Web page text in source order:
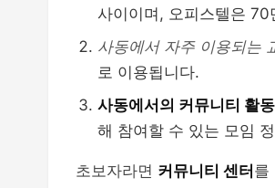
사이이며, 오피스텔은
사동에서 자주 이용되는
로 이용됩니다.
사동에서의 커뮤니티 활
해 참여할 수 있는 모임
초보자라면 커뮤니티 센터 를